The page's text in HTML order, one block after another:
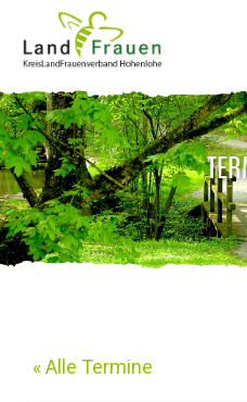
« Alle Termine